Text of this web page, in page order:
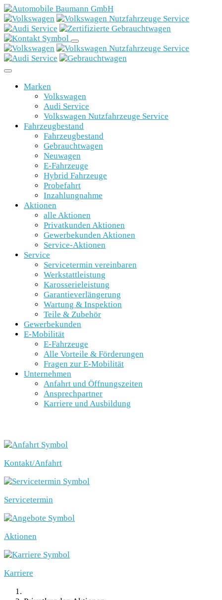
Marken
Volkswagen
Audi Service
Volkswagen Nutzfahrzeuge Service
Fahrzeugbestand
Fahrzeugbestand
Gebrauchtwagen
Neuwagen
E-Fahrzeuge
Hybrid Fahrzeuge
Probefahrt
Inzahlungnahme
Aktionen
alle Aktionen
Privatkunden Aktionen
Gewerbekunden Aktionen
Service-Aktionen
Service
Servicetermin vereinbaren
Werkstattleistung
Karosserieleistung
Garantieverlängerung
Wartung & Inspektion
Teile & Zubehör
Gewerbekunden
E-Mobilität
E-Fahrzeuge
Alle Vorteile & Förderungen
Fragen zur E-Mobilität
Unternehmen
Anfahrt und Öffnungszeiten
Ansprechpartner
Karriere und Ausbildung
Kontakt/Anfahrt
Servicetermin
Aktionen
Karriere